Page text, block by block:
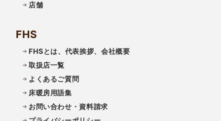
店舗
FHS
FHSとは、代表挨拶、会社概要
取扱店一覧
よくあるご質問
床暖房用語集
お問い合わせ・資料請求